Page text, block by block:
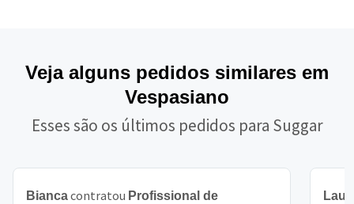
Veja alguns pedidos similares em
Vespasiano
Esses são os últimos pedidos para Suggar
Biancacontratou Profissional de